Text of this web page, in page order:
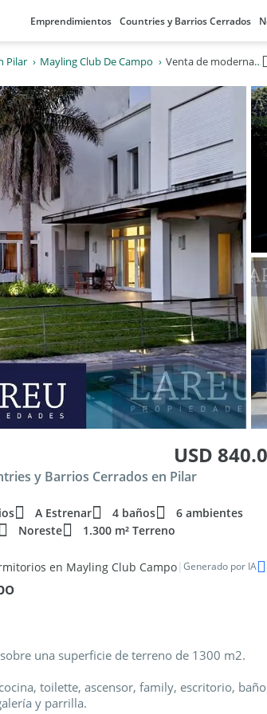
Emprendimientos Countries y Barrios Cerrados
Pilar Mayling Club De Campo Venta de moderna casa a estrenar con 5 dormitorios en Mayling Club Campo
USD
y Barrios Cerrados en Pilar
A Estrenar 4 baños
6 ambientes
Noreste 1.300 m² Terreno
en Mayling Club Campo| Generado por IA
una superficie de terreno de 1300 m2.
toilette, ascensor, family, escritorio, baño
y parrilla.